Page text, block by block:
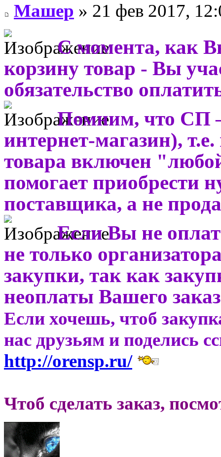
Машер » 21 фев 2017,
С момента, как
корзину товар - Вы
обязательство
Помним, что СП
интернет-магазин),
товара включен
помогает приобрести
поставщика, а не
Если Вы не
не только
закупки, так как
неоплаты Вашего
Если хочешь, чтоб
нас друзьям и поделись
http://orensp.ru/
Чтоб сделать заказ,